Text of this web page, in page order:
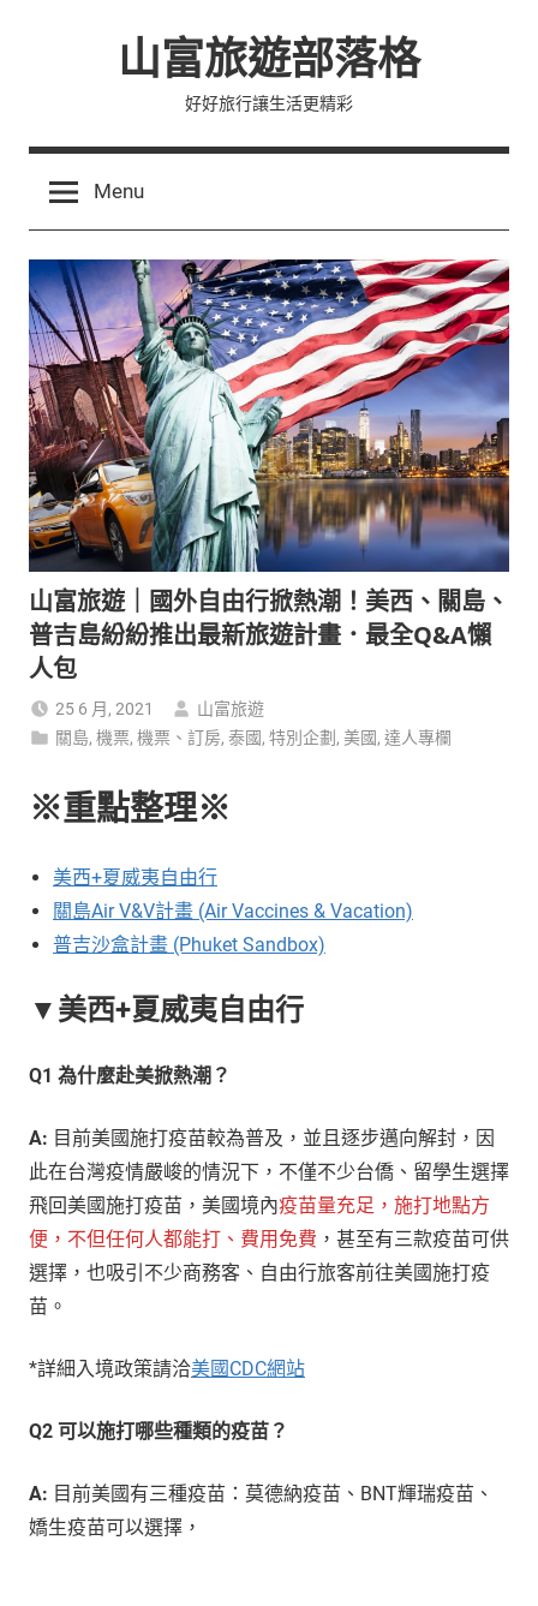
山富旅遊部落格
好好旅行讓生活更精彩
Menu
山富旅遊｜國外自由行掀熱潮！美西、關島、
普吉島紛紛推出最新旅遊計畫．最全Q&A懶
人包
25 6 月, 2021
山富旅遊
關島,機票,機票、訂房,泰國,特別企劃 ,美國,達人專欄
※重點整理※
美西+夏威夷自由行
關島Air V&V計畫 (Air Vaccines & Vacation)
普吉沙盒計畫 (Phuket Sandbox)
▼美西+夏威夷自由行
Q1 為什麼赴美掀熱潮？
A: 目前美國施打疫苗較為普及，並且逐步邁向解封，因
此在台灣疫情嚴峻的情況下，不僅不少台僑、留學生選擇
飛回美國施打疫苗，美國境內疫苗量充足，施打地點方
便，不但任何人都能打、費用免費 ，甚至有三款疫苗可供
選擇，也吸引不少商務客、自由行旅客前往美國施打疫
苗。
*詳細入境政策請洽美國CDC網站
Q2 可以施打哪些種類的疫苗？
A: 目前美國有三種疫苗：莫德納疫苗、BNT輝瑞疫苗、
嬌生疫苗可以選擇，